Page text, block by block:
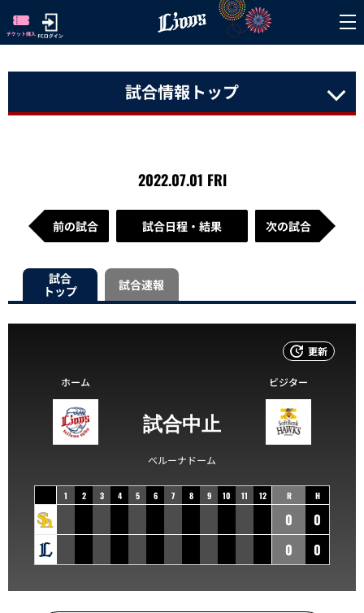
試合情報トップ
2022.07.01 FRI
前の試合 試合日程・結果 次の試合
試合
トップ
試合速報
更新
ホーム
試合中止
ビジター
ベルーナドーム
1 2 3 4 5 6 7 8 9 10 11 12 R H
0
0
0
0